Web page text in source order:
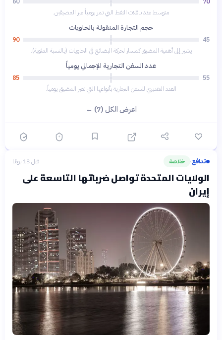
متوسط عدد ناقلات النفط التي تمر يومياً عبر المضيقين.
حجم التجارة المنقولة بالحاويات
45
90
يشير إلى أهمية المضيق كمسار لحركة البضائع في الحاويات (بالنسبة المئوية).
عدد السفن التجارية الإجمالي يومياً
55
85
العدد التقديري للسفن التجارية بأنواعها التي تعبر المضيق يومياً.
اعرض الكل (7) ←
تدافع› خلاصة قبل 18 يومًا
الولايات المتحدة تواصل ضرباتها التاسعة على
إيران